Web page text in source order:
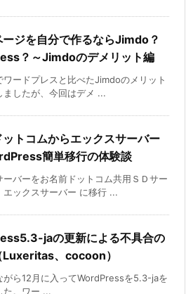
ジを自分で作るならJimdo？
？～Jimdoのデメリット編
ワードプレスと比べたJimdoのメリット
ましたが、今回はデメ ...
ットコムからエックスサーバー
簡単移行の体験談
ーバーをお名前ドットコム共用ＳＤサー
エックスサーバー に移行 ...
jaの更新による不具合の
Luxeritas、cocoon）
がら12月に入ってWordPressを5.3-jaを
た。ワー ...